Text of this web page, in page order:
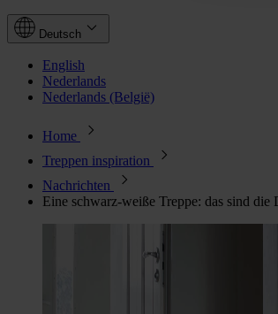
Deutsch
English
Nederlands
Nederlands (België)
Home
Treppen inspiration
Nachrichten
Eine schwarz-weiße Treppe: das sind die